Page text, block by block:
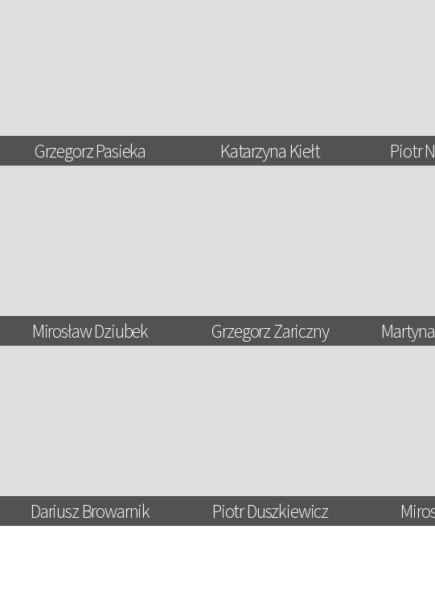
Grzegorz Pasieka Katarzyna Kiełt Piotr
Mirosław Dziubek Grzegorz Zariczny
Dariusz Browarnik Piotr Duszkiewicz